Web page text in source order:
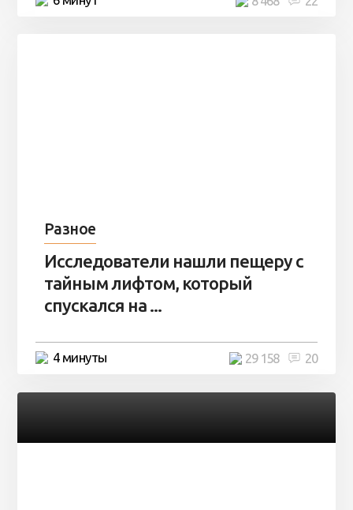
Разное
Исследователи нашли пещеру с
тайным лифтом, который
спускался на ...
4 минуты 20
29 158